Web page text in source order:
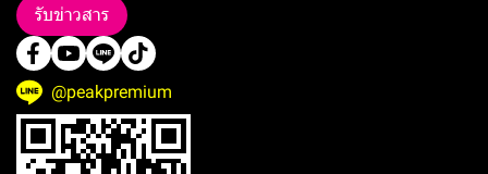
รับข่าวสาร
@peakpremium